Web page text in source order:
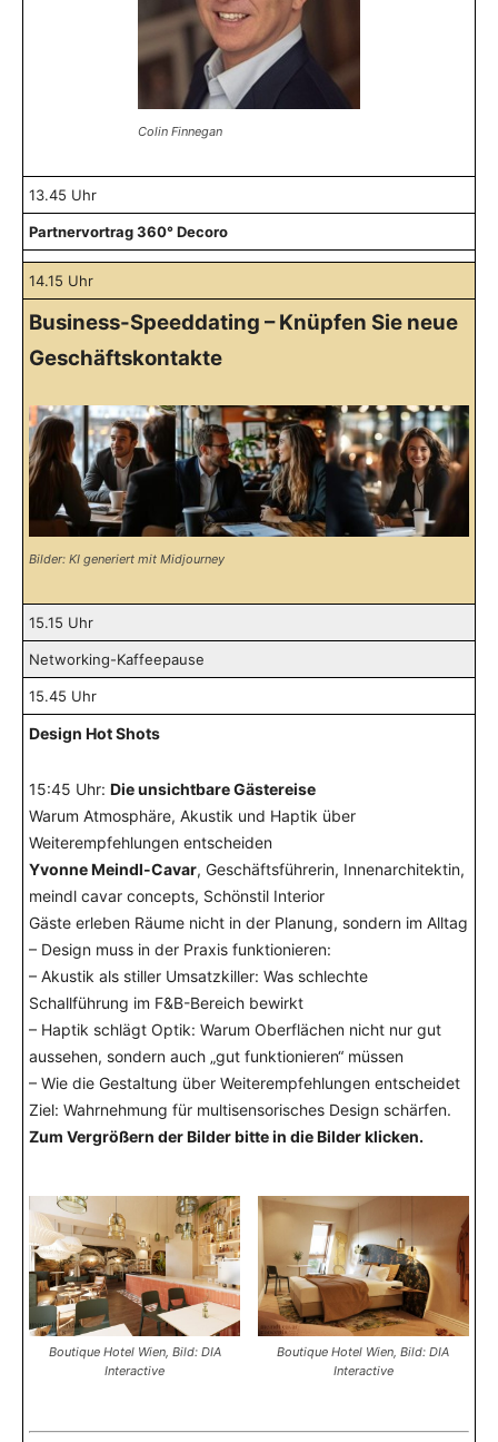
Colin Finnegan
13.45 Uhr
Partnervortrag 360° Decoro
14.15 Uhr
Business-Speeddating – Knüpfen Sie neue
Geschäftskontakte
Bilder: KI generiert mit Midjourney
15.15 Uhr
Networking-Kaffeepause
15.45 Uhr
Design Hot Shots
15:45 Uhr: Die unsichtbare Gästereise
Warum Atmosphäre, Akustik und Haptik über
Weiterempfehlungen entscheiden
Yvonne Meindl-Cavar, Geschäftsführerin, Innenarchitektin,
meindl cavar concepts, Schönstil Interior
Gäste erleben Räume nicht in der Planung, sondern im Alltag
– Design muss in der Praxis funktionieren:
– Akustik als stiller Umsatzkiller: Was schlechte
Schallführung im F&B-Bereich bewirkt
– Haptik schlägt Optik: Warum Oberflächen nicht nur gut
aussehen, sondern auch „gut funktionieren“ müssen
– Wie die Gestaltung über Weiterempfehlungen entscheidet
Ziel: Wahrnehmung für multisensorisches Design schärfen.
Zum Vergrößern der Bilder bitte in die Bilder klicken.
Boutique Hotel Wien, Bild: DIA
Interactive
Boutique Hotel Wien, Bild: DIA
Interactive